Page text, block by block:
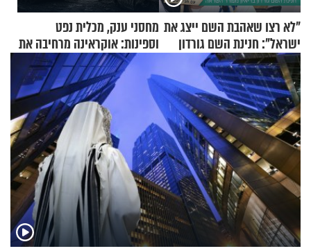
"לא רצו שאהבת השם ייצג את
ישראל": חנינת השם גורדון
בריאיון מעורר השראה
מחסני ענק, מכלית נפט
וספינות: אוקראינה מרחיבה את
התקיפות בעומק רוסיה